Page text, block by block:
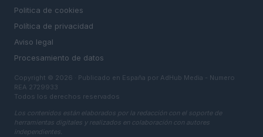
Politica de cookies
Política de privacidad
Aviso legal
Procesamiento de datos
Copyright © 2026 · Publicado en España por AdHub Media - Numero
REA 2729933
Todos los derechos reservados
Los contenidos están elaborados por la redacción con el soporte de
herramientas digitales y realizados en colaboración con autores
independientes.